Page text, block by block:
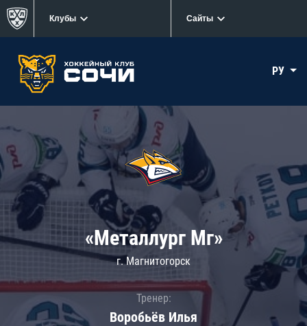
Клубы Сайты
РУ
«Металлург Мг»
г. Магнитогорск
Тренер:
Воробьёв Илья